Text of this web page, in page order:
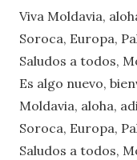
Viva Moldavia,
Soroca, Europa,
Saludos a todos,
Es algo nuevo,
Moldavia, aloha,
Soroca, Europa,
Saludos a todos,